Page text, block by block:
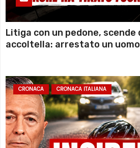
Litiga con un pedone, scende
accoltella: arrestato un uomo
CRONACA CRONACA ITALIANA